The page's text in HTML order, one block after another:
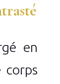
en
corps